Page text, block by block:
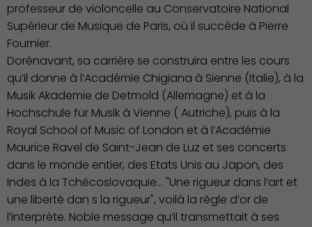
Associations et Sports
professeur de violoncelle au Conservatoire National
Supérieur de Musique de Paris, où il succède à Pierre
Fournier.
Dorénavant, sa carrière se construira entre les cours
qu’il donne à l’Académie Chigiana à Sienne (Italie), à la
Musik Akademie de Detmold (Allemagne) et à la
Hochschule für Musik à Vienne ( Autriche), puis à la
Royal School of Music of London et à l’Académie
Maurice Ravel de Saint-Jean de Luz et ses concerts
dans le monde entier, des Etats Unis au Japon, des
Indes à la Tchécoslovaquie... "Une rigueur dans l’art et
une liberté dan s la rigueur", voilà la règle d’or de
l’interprète. Noble message qu’il transmettait à ses